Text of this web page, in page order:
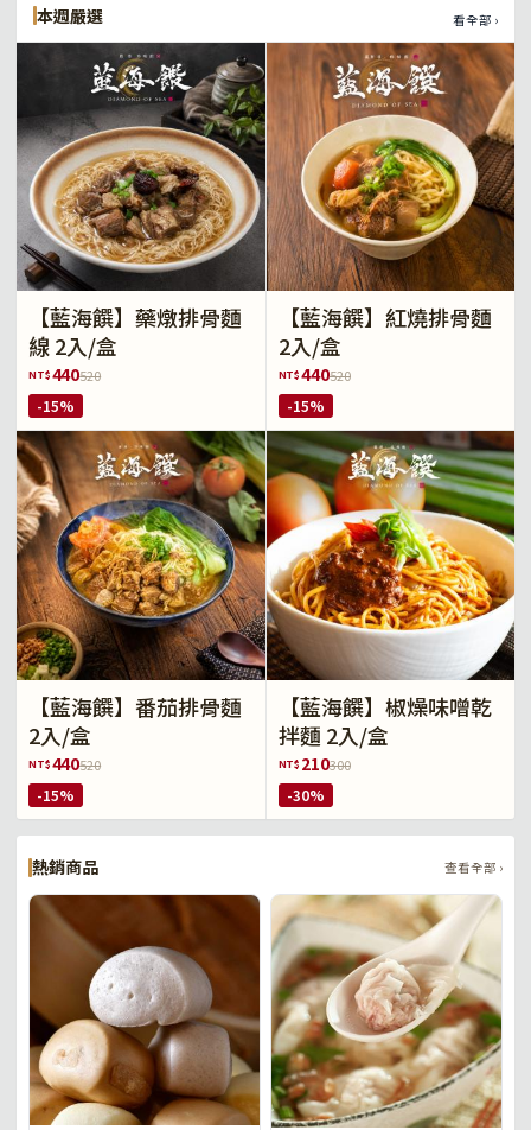
本週嚴選 看全部 ›
【藍海饌】藥燉排骨麵
線 2入/盒
NT$440520
-15%
【藍海饌】紅燒排骨麵
2入/盒
NT$440520
-15%
【藍海饌】番茄排骨麵
2入/盒
NT$440520
-15%
【藍海饌】椒燥味噌乾
拌麵 2入/盒
NT$ 210300
-30%
熱銷商品 查看全部 ›